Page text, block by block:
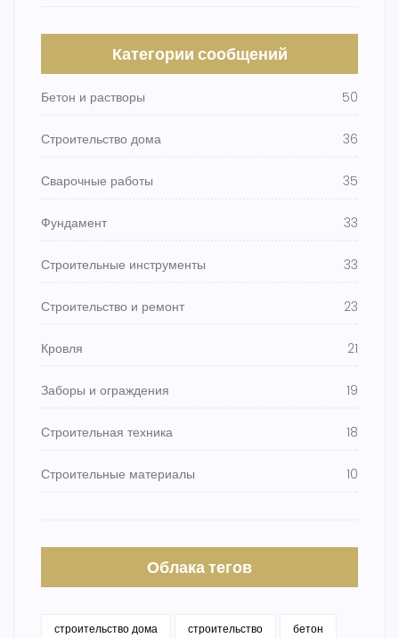
Категории сообщений
Бетон и растворы 50
Строительство дома 36
Сварочные работы 35
Фундамент 33
Строительные инструменты 33
Строительство и ремонт 23
Кровля 21
Заборы и ограждения 19
Строительная техника 18
Строительные материалы 10
Облака тегов
строительство дома строительство бетон